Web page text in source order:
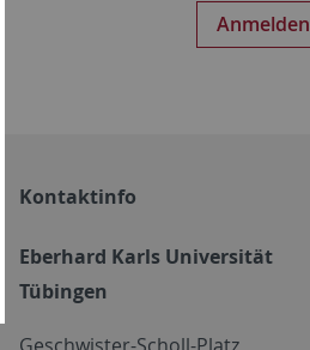
Anmelden
Kontaktinfo
Eberhard Karls Universität
Tübingen